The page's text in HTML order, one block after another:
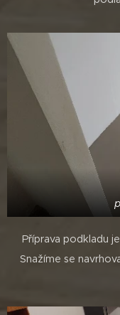
Příprava podkladu
Snažíme se